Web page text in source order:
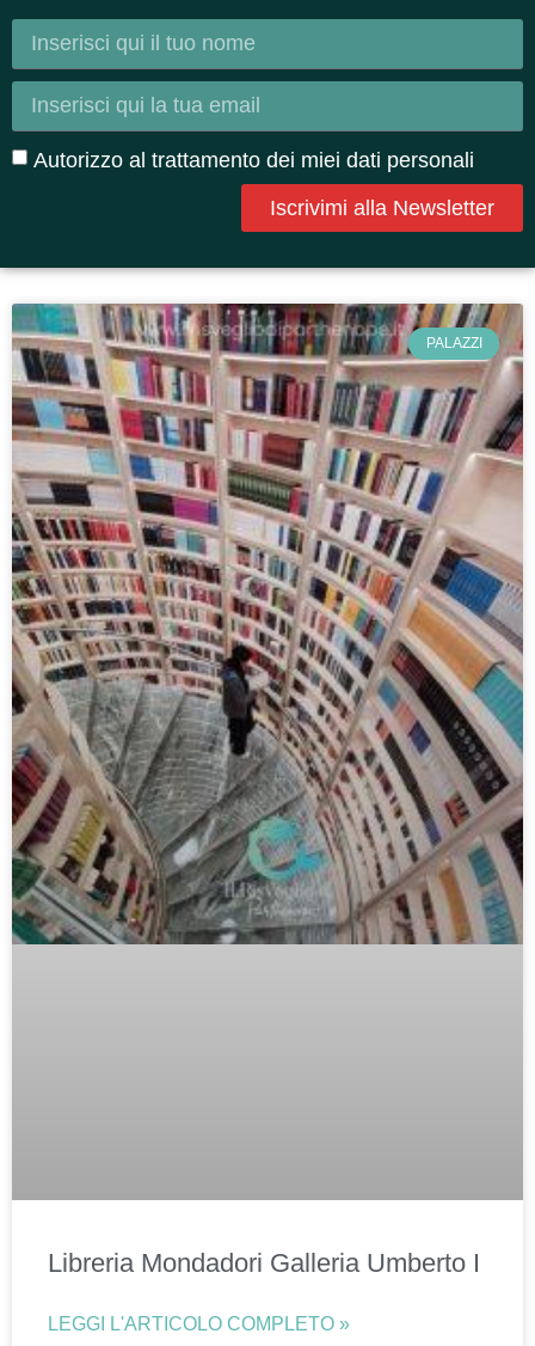
Autorizzo al trattamento dei miei dati personali
Iscrivimi alla Newsletter
PALAZZI
Libreria Mondadori Galleria Umberto I
LEGGI L'ARTICOLO COMPLETO »